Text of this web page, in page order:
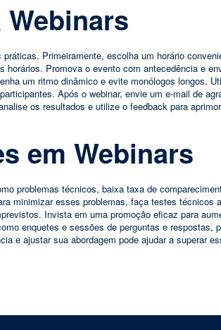
Primeiramente, escolha um horário
Promova o evento com antecedência e
um ritmo dinâmico e evite monólogos longos.
Após o webinar, envie um e-mail de
os resultados e utilize o feedback para
em Webinars
problemas técnicos, baixa taxa de
minimizar esses problemas, faça testes técnicos
Invista em uma promoção eficaz para
enquetes e sessões de perguntas e respostas,
e ajustar sua abordagem pode ajudar a superar